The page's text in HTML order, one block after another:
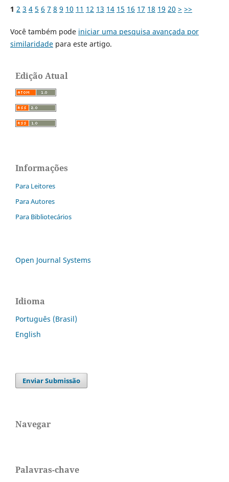
1 2 3 4 5 6 7 8 9 10 11 12 13 14 15 16 17 18 19 20 > >>
Você também pode iniciar uma pesquisa avançada por
similaridadepara este artigo.
Edição Atual
Informações
Para Leitores
Para Autores
Para Bibliotecários
Open Journal Systems
Idioma
Português (Brasil)
English
Enviar Submissão
Navegar
Palavras-chave